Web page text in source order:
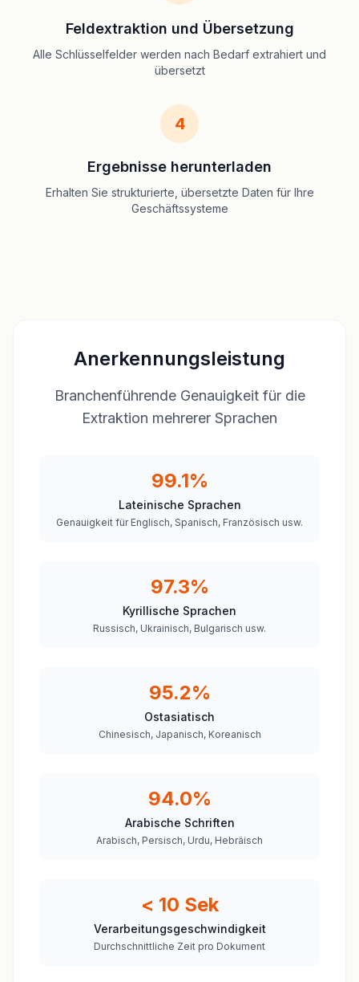
Feldextraktion und Übersetzung
Alle Schlüsselfelder werden nach Bedarf extrahiert und
übersetzt
4
Ergebnisse herunterladen
Erhalten Sie strukturierte, übersetzte Daten für Ihre
Geschäftssysteme
Anerkennungsleistung
Branchenführende Genauigkeit für die
Extraktion mehrerer Sprachen
99.1%
Lateinische Sprachen
Genauigkeit für Englisch, Spanisch, Französisch usw.
97.3%
Kyrillische Sprachen
Russisch, Ukrainisch, Bulgarisch usw.
95.2%
Ostasiatisch
Chinesisch, Japanisch, Koreanisch
94.0%
Arabische Schriften
Arabisch, Persisch, Urdu, Hebräisch
< 10 Sek
Verarbeitungsgeschwindigkeit
Durchschnittliche Zeit pro Dokument